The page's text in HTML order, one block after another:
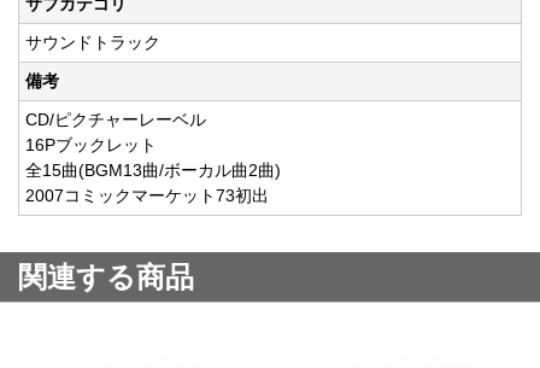
サウンドトラック
備考
CD/ピクチャーレーベル
16Pブックレット
全15曲(BGM13曲/ボーカル曲2曲)
2007コミックマーケット73初出
関連する商品